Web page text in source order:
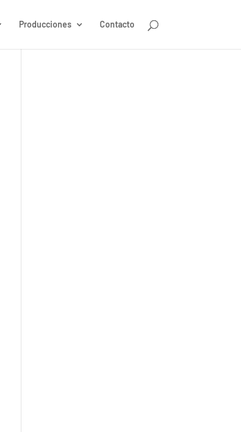
Producciones Contacto